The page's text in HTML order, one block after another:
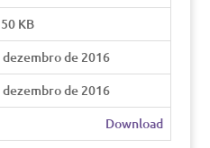
KB
dezembro de 2016
dezembro de 2016
Download